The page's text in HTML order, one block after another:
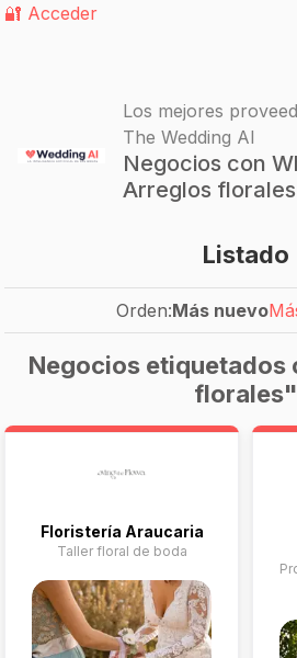
🔐 Acceder
Los mejores
The Wedding AI
Negocios con
Arreglos florales
Listado
Orden:Más nuevo
Negocios etiquetados
florales"
Floristería Araucaria
Taller floral de boda